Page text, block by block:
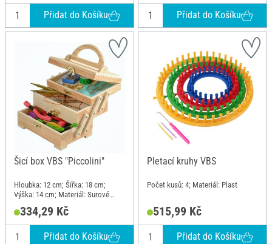
Přidat do Košíku Přidat do Košíku
Šicí box VBS "Piccolini"
Hloubka: 12 cm; Šířka: 18 cm;
Výška: 14 cm; Materiál: Surové
334,29 Kč
Přidat do Košíku
Pletací kruhy VBS
Počet kusů: 4; Materiál: Plast
515,99 Kč
Přidat do Košíku